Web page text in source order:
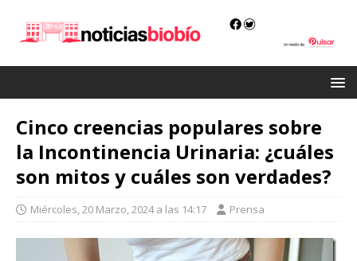
Cinco creencias populares sobre
la Incontinencia Urinaria: ¿cuáles
son mitos y cuáles son verdades?
Miércoles, 20 Marzo, 2024 a las 14:17 Prensa